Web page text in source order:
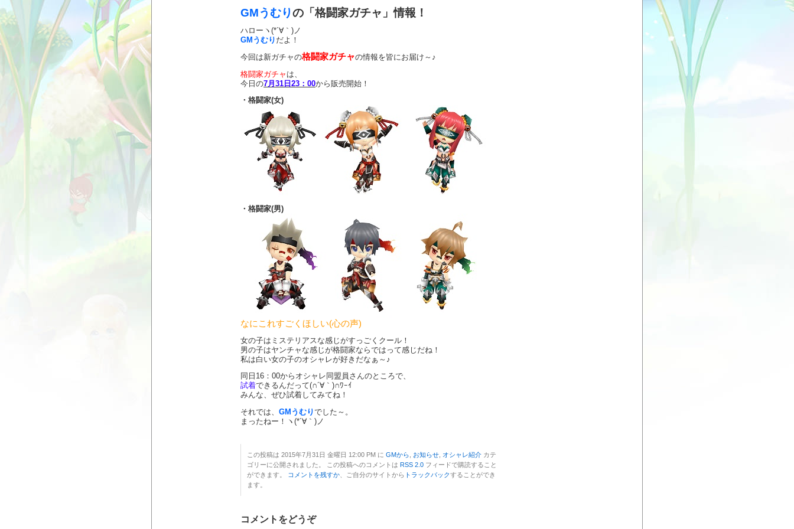
GMうむりの「格闘家ガチャ」情報！
ハローヽ(*´∀｀)ノ
GMうむり だよ！
今回は新ガチャの格闘家ガチャの情報を皆にお届け～♪
格闘家ガチャ は、
今日の7月31日23：00から販売開始！
・格闘家(女)
・格闘家(男)
なにこれすごくほしい(心の声)
女の子はミステリアスな感じがすっごくクール！
男の子はヤンチャな感じが格闘家ならではって感じだね！
私は白い女の子のオシャレが好きだなぁ～♪
同日16：00からオシャレ同盟員さんのところで、
試着できるんだって(∩´∀｀)∩ﾜｰｲ
みんな、ぜひ試着してみてね！
それでは、 GMうむりでした～。
まったねー！ヽ(*´∀｀)ノ
この投稿は 2015年7月31日 金曜日 12:00 PM に GMから お知らせ オシャレ紹介 カテ
ゴリーに公開されました。 この投稿へのコメントは RSS 2.0 フィードで購読すること
ができます。
コメントを残すか 、ご自分のサイトから トラックバックすることができ
ます。
コメントをどうぞ